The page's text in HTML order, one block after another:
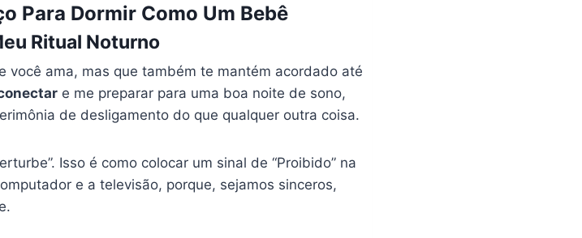
Para Dormir Como Um Bebê
Ritual Noturno
você ama, mas que também te mantém acordado até
e me preparar para uma boa noite de sono,
de desligamento do que qualquer outra coisa.
Isso é como colocar um sinal de “Proibido” na
e a televisão, porque, sejamos sinceros,